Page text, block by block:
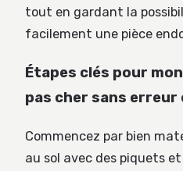
tout en gardant la
facilement une pièce
Étapes clés pour
pas cher sans
Commencez par bien
au sol avec des piquets